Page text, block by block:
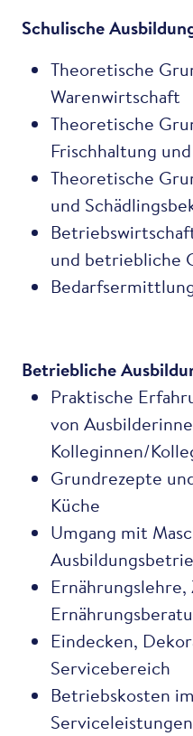
Schulische
Theoretische
Warenwirtschaft
Theoretische
Frischhaltung
Theoretische
und
und betriebliche
Betriebliche
Praktische
von
Kolleginnen/
Grundrezepte
Küche
Umgang mit
Eindecken,
Servicebereich
Betriebskosten